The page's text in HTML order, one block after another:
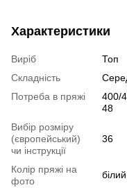
Характеристики
Виріб
Топ
Складність
Потреба в пряжі
400/
48
Вибір розміру
(європейський)
чи інструкції
36
Колір пряжі на
фото